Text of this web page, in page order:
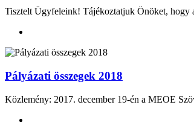
Tisztelt Ügyfeleink! Tájékoztatjuk Önöket, hogy
Pályázati összegek 2018
Közlemény: 2017. december 19-én a MEOE